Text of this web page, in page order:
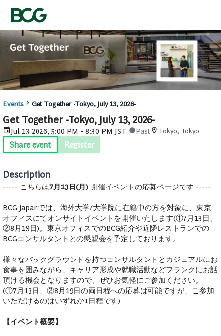
Events Get Together -Tokyo, July 13, 2026-
Get Together -Tokyo, July 13, 2026-
Jul 13 2026, 5:00 PM - 8:30 PM JST Past Tokyo, Tokyo
Share event Register
Description
----- こちらは7月13日(月) 開催イベントの応募ページです -----
BCG Japanでは、海外大学/大学院に在籍中の方を対象に、東京
オフィスにてオンサイトイベントを開催いたします(①7月13日、
②8月19日)。東京オフィスでのBCG紹介や近隣レストランでの
BCGコンサルタントとの懇親会を予定しております。
様々なバックグラウンドを持つコンサルタントとカジュアルにお
食事を囲みながら、キャリア形成や就職活動などフランクにお話
頂ける機会となりますので、ぜひお気軽にご参加ください。
(①7月13日、②8月19日の両日程への応募は可能ですが、ご参加
いただけるのはいずれか1日程です)
【イベント概要】